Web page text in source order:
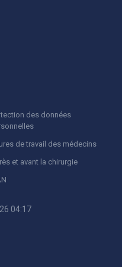
des données
de travail des médecins
et avant la chirurgie
04:17